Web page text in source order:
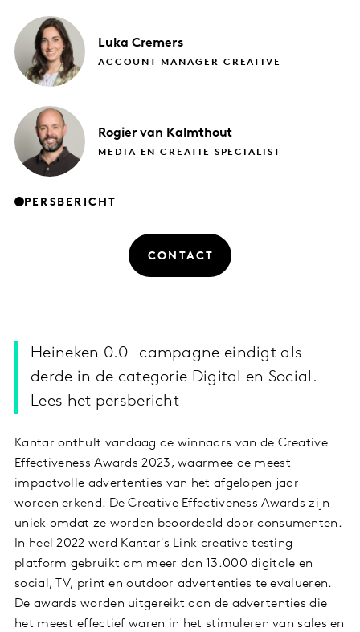
Luka Cremers
ACCOUNT MANAGER CREATIVE
Rogier van Kalmthout
MEDIA EN CREATIE SPECIALIST
PERSBERICHT
CONTACT
Heineken 0.0- campagne eindigt als
derde in de categorie Digital en Social.
Lees het persbericht
Kantar onthult vandaag de winnaars van de Creative
Effectiveness Awards 2023, waarmee de meest
impactvolle advertenties van het afgelopen jaar
worden erkend. De Creative Effectiveness Awards zijn
uniek omdat ze worden beoordeeld door consumenten.
In heel 2022 werd Kantar's Link creative testing
platform gebruikt om meer dan 13.000 digitale en
social, TV, print en outdoor advertenties te evalueren.
De awards worden uitgereikt aan de advertenties die
het meest effectief waren in het stimuleren van sales en